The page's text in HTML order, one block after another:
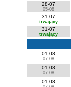
28-07
05-08
31-07
trwający
31-07
trwający
01-08
07-08
01-08
07-08
01-08